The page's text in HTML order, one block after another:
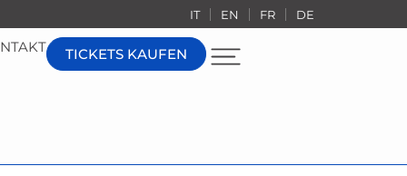
IT EN FR DE
TICKETS KAUFEN